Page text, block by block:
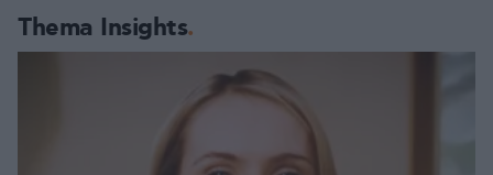
Thema Insights